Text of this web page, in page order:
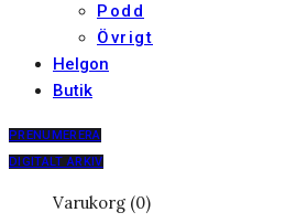
Podd
Övrigt
Helgon
Butik
PRENUMERERA
DIGITALT ARKIV
Varukorg (0)